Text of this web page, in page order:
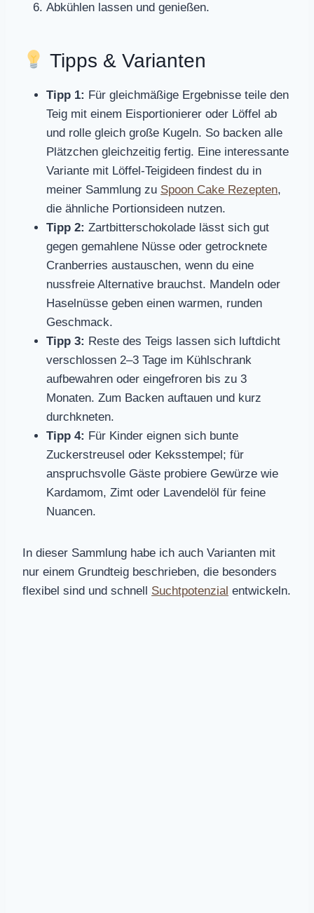
Abkühlen lassen und genießen.
Tipps & Varianten
Tipp 1: Für gleichmäßige Ergebnisse teile den
Teig mit einem Eisportionierer oder Löffel ab
und rolle gleich große Kugeln. So backen alle
Plätzchen gleichzeitig fertig. Eine interessante
Variante mit Löffel-Teigideen findest du in
meiner Sammlung zu Spoon Cake Rezepten,
die ähnliche Portionsideen nutzen.
Tipp 2: Zartbitterschokolade lässt sich gut
gegen gemahlene Nüsse oder getrocknete
Cranberries austauschen, wenn du eine
nussfreie Alternative brauchst. Mandeln oder
Haselnüsse geben einen warmen, runden
Geschmack.
Tipp 3: Reste des Teigs lassen sich luftdicht
verschlossen 2–3 Tage im Kühlschrank
aufbewahren oder eingefroren bis zu 3
Monaten. Zum Backen auftauen und kurz
durchkneten.
Tipp 4: Für Kinder eignen sich bunte
Zuckerstreusel oder Keksstempel; für
anspruchsvolle Gäste probiere Gewürze wie
Kardamom, Zimt oder Lavendelöl für feine
Nuancen.
In dieser Sammlung habe ich auch Varianten mit
nur einem Grundteig beschrieben, die besonders
flexibel sind und schnell Suchtpotenzial entwickeln.